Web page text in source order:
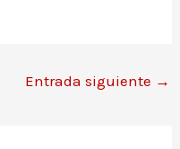
Entrada siguiente →